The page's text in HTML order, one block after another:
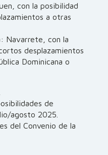
con la posibilidad
a otras
Navarrete, con la
desplazamientos
Dominicana o
de
agosto 2025.
del Convenio de la